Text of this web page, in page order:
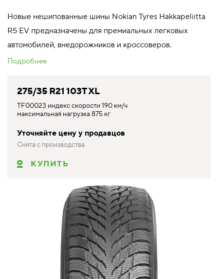
Новые нешипованные шины Nokian Tyres Hakkapeliitta
R5 EV предназначены для премиальных легковых
автомобилей, внедорожников и кроссоверов.
Подробнее
275/35 R21 103T XL
TF00023 индекс скорости 190 км/ч
максимальная нагрузка 875 кг
Уточняйте цену у продавцов
Снята с производства
КУПИТЬ